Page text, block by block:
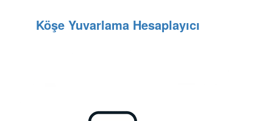
Köşe Yuvarlama Hesaplayıcı